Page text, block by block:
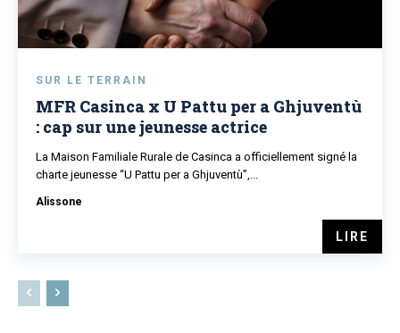
SUR LE TERRAIN
MFR Casinca x U Pattu per a Ghjuventù
: cap sur une jeunesse actrice
La Maison Familiale Rurale de Casinca a officiellement signé la
charte jeunesse “U Pattu per a Ghjuventù”,...
Alissone
LIRE